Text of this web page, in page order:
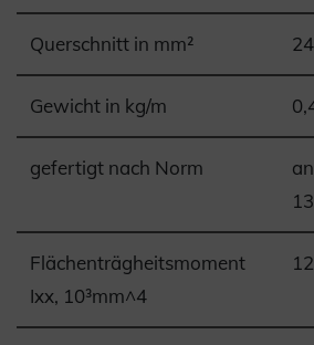
Querschnitt in mm²
Gewicht in kg/m
gefertigt nach Norm
Flächenträgheitsmoment
Ixx, 10³mm^4